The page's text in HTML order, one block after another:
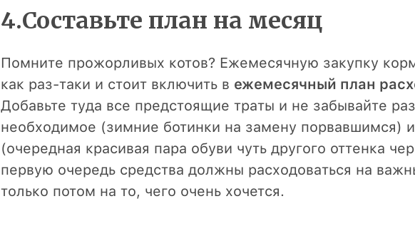
4.Составьте план на месяц
Помните прожорливых котов? Ежемесячную закупку
как раз-таки и стоит включить в ежемесячный план
Добавьте туда все предстоящие траты и не забывайте
необходимое (зимние ботинки на замену порвавшимся)
(очередная красивая пара обуви чуть другого оттенка
первую очередь средства должны расходоваться на
только потом на то, чего очень хочется.